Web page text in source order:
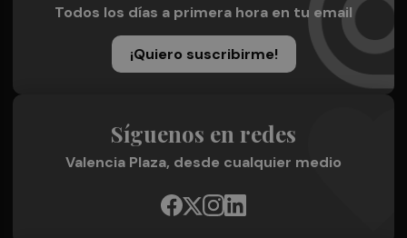
Todos los días a primera hora en tu email
¡Quiero suscribirme!
Síguenos en redes
Valencia Plaza, desde cualquier medio